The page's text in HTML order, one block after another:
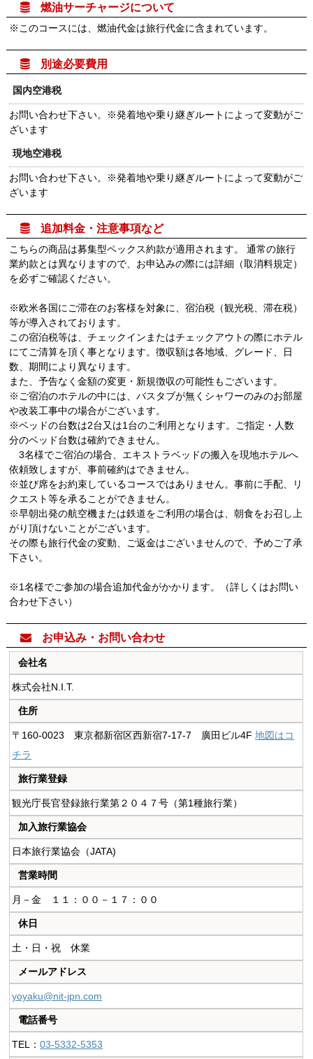
 燃油サーチャージについて
※このコースには、燃油代金は旅行代金に含まれています。
 別途必要費用
国内空港税
お問い合わせ下さい。※発着地や乗り継ぎルートによって変動がご
ざいます
現地空港税
お問い合わせ下さい。※発着地や乗り継ぎルートによって変動がご
ざいます
 追加料金・注意事項など
こちらの商品は募集型ペックス約款が適用されます。 通常の旅行
業約款とは異なりますので、お申込みの際には詳細（取消料規定）
を必ずご確認ください。
※欧米各国にご滞在のお客様を対象に、宿泊税（観光税、滞在税）
等が導入されております。
この宿泊税等は、チェックインまたはチェックアウトの際にホテル
にてご清算を頂く事となります。徴収額は各地域、グレード、日
数、期間により異なります。
また、予告なく金額の変更・新規徴収の可能性もございます。
※ご宿泊のホテルの中には、バスタブが無くシャワーのみのお部屋
や改装工事中の場合がございます。
※ベッドの台数は2台又は1台のご利用となります。ご指定・人数
分のベッド台数は確約できません。
3名様でご宿泊の場合、エキストラベッドの搬入を現地ホテルへ
依頼致しますが、事前確約はできません。
※並び席をお約束しているコースではありません。事前に手配、リ
クエスト等を承ることができません。
※早朝出発の航空機または鉄道をご利用の場合は、朝食をお召し上
がり頂けないことがございます。
その際も旅行代金の変動、ご返金はございませんので、予めご了承
下さい。
※1名様でご参加の場合追加代金がかかります。（詳しくはお問い
合わせ下さい）
 お申込み・お問い合わせ
会社名
株式会社N.I.T.
住所
〒160-0023 東京都新宿区西新宿7-17-7 廣田ビル4F地図はコ
チラ
旅行業登録
観光庁長官登録旅行業第２０４７号（第1種旅行業）
加入旅行業協会
日本旅行業協会（JATA)
営業時間
月－金 １１：００－１７：００
休日
土・日・祝 休業
メールアドレス
yoyaku@nit-jpn.com
電話番号
TEL：03-5332-5353